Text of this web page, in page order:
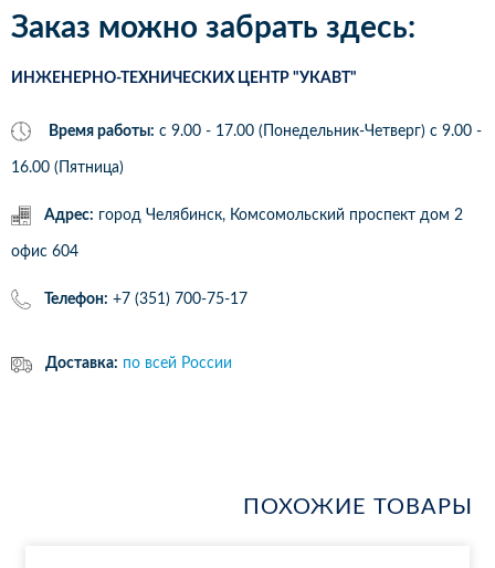
Заказ можно забрать здесь:
ИНЖЕНЕРНО-ТЕХНИЧЕСКИХ ЦЕНТР "УКАВТ"
Время работы: с 9.00 - 17.00 (Понедельник-Четверг) c 9.00 -
16.00 (Пятница)
Адрес: город Челябинск, Комсомольский проспект дом 2
офис 604
Телефон: +7 (351) 700-75-17
Доставка: по всей России
ПОХОЖИЕ ТОВАРЫ